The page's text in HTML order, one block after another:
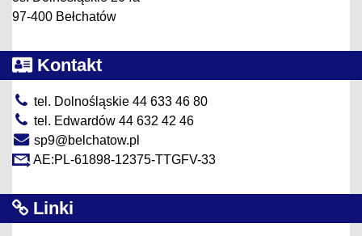
97-400 Bełchatów
Kontakt
tel. Dolnośląskie 44 633 46 80
tel. Edwardów 44 632 42 46
sp9@belchatow.pl
AE:PL-61898-12375-TTGFV-33
Linki